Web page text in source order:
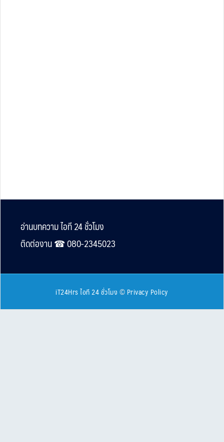
Footer
อ่านบทความ ไอที 24 ชั่วโมง
ติดต่องาน ☎︎ 080-2345023
iT24Hrs ไอที 24 ชั่วโมง © Privacy Policy